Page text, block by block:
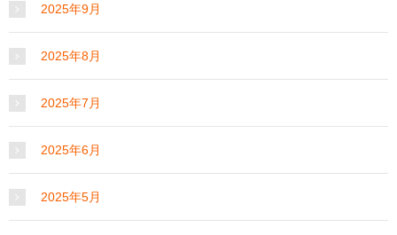
2025年9月
2025年8月
2025年7月
2025年6月
2025年5月